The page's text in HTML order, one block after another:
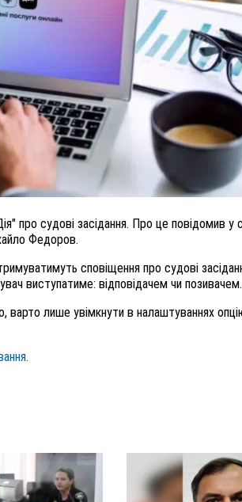
про судові засідання. Про це повідомив у
Федоров.
сповіщення про судові
виступатиме: відповідачем чи позивачем.
лише увімкнути в налаштуваннях
ВНАСЛІДОК ПОРАНЕНЬ,
ПОМЕР ВОЇН ЮРІЙ ВОЙТИК
25 листопада 2025